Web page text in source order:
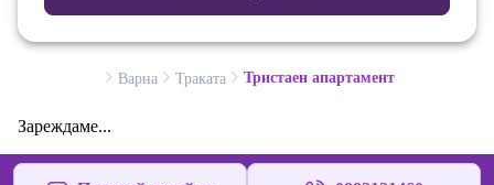
Варна Траката Тристаен апартамент
Зареждаме...